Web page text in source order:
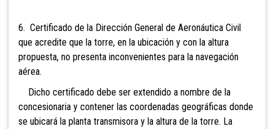
6. Certificado de la Dirección General de Aeronáutica Civil
que acredite que la torre, en la ubicación y con la altura
propuesta, no presenta inconvenientes para la navegación
aérea.
Dicho certificado debe ser extendido a nombre de la
concesionaria y contener las coordenadas geográficas donde
se ubicará la planta transmisora y la altura de la torre. La